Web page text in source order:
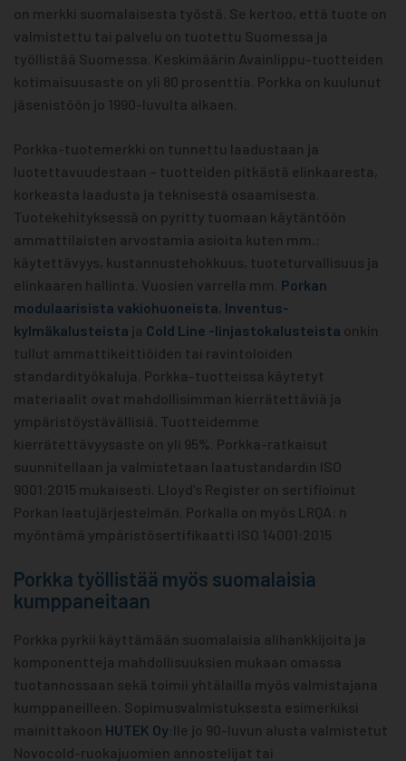
on merkki suomalaisesta työstä. Se kertoo, että tuote on
valmistettu tai palvelu on tuotettu Suomessa ja
työllistää Suomessa. Keskimäärin Avainlippu-tuotteiden
kotimaisuusaste on yli 80 prosenttia. Porkka on kuulunut
jäsenistöön jo 1990-luvulta alkaen.
Porkka-tuotemerkki on tunnettu laadustaan ja
luotettavuudestaan – tuotteiden pitkästä elinkaaresta,
korkeasta laadusta ja teknisestä osaamisesta.
Tuotekehityksessä on pyritty tuomaan käytäntöön
ammattilaisten arvostamia asioita kuten mm.:
käytettävyys, kustannustehokkuus, tuoteturvallisuus ja
elinkaaren hallinta. Vuosien varrella mm. Porkan
modulaarisista vakiohuoneista Inventus-
kylmäkalusteista ja Cold Line -linjastokalusteista onkin
tullut ammattikeittiöiden tai ravintoloiden
standardityökaluja. Porkka-tuotteissa käytetyt
materiaalit ovat mahdollisimman kierrätettäviä ja
ympäristöystävällisiä. Tuotteidemme
kierrätettävyysaste on yli 95%. Porkka-ratkaisut
suunnitellaan ja valmistetaan laatustandardin ISO
9001:2015 mukaisesti. Lloyd’s Register on sertifioinut
Porkan laatujärjestelmän. Porkalla on myös LRQA: n
myöntämä ympäristösertifikaatti ISO 14001:2015
Porkka työllistää myös suomalaisia
kumppaneitaan
Porkka pyrkii käyttämään suomalaisia alihankkijoita ja
komponentteja mahdollisuuksien mukaan omassa
tuotannossaan sekä toimii yhtälailla myös valmistajana
kumppaneilleen. Sopimusvalmistuksesta esimerkiksi
mainittakoon HUTEK Oy :lle jo 90-luvun alusta valmistetut
Novocold-ruokajuomien annostelijat tai